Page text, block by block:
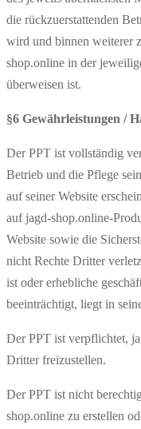
die rückzuerstattenden
wird und binnen weiterer
shop.online in der
überweisen ist.
§6 Gewährleistungen /
Der PPT ist vollständig
Betrieb und die Pflege
auf seiner Website
auf jagd-shop.online-
Website sowie die
nicht Rechte Dritter
ist oder erhebliche
beeinträchtigt, liegt in
Der PPT ist verpflichtet,
Dritter freizustellen.
Der PPT ist nicht
shop.online zu erstellen